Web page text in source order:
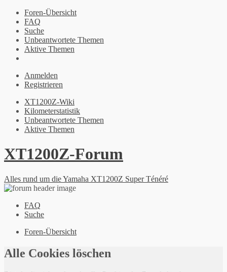
Foren-Übersicht
FAQ
Suche
Unbeantwortete Themen
Aktive Themen
Anmelden
Registrieren
XT1200Z-Wiki
Kilometerstatistik
Unbeantwortete Themen
Aktive Themen
XT1200Z-Forum
Alles rund um die Yamaha XT1200Z Super Ténéré
FAQ
Suche
Foren-Übersicht
Alle Cookies löschen